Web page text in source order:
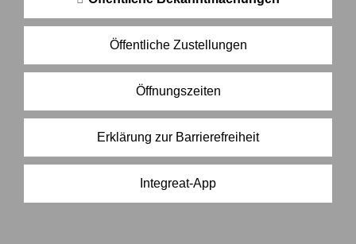
Öffentliche Zustellungen
Öffnungszeiten
Erklärung zur Barrierefreiheit
Integreat-App